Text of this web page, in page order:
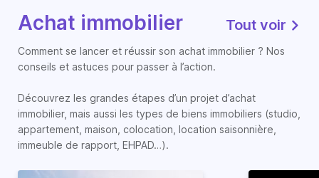
Achat immobilier Tout voir
Comment se lancer et réussir son achat immobilier ? Nos
conseils et astuces pour passer à l’action.
Découvrez les grandes étapes d’un projet d’achat
immobilier, mais aussi les types de biens immobiliers (studio,
appartement, maison, colocation, location saisonnière,
immeuble de rapport, EHPAD…).